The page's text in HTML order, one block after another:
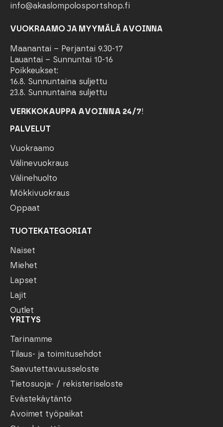
info@akaslompolosportshop.fi
VUOKRAAMO JA MYYMÄLÄ AVOINNA
Maanantai – Perjantai 9.30-17
Lauantai – Sunnuntai 10-16
Poikkeukset:
16.8. Sunnuntaina suljettu
23.8. Sunnuntaina suljettu
VERKKOKAUPPA AVOINNA 24/7!
PALVELUT
Vuokraamo
Välinevuokraus
Välinehuolto
Mökkivuokraus
Oppaat
TUOTEKATEGORIAT
Naiset
Miehet
Lapset
Lajit
Outlet
YRITYS
Tarinamme
Tilaus- ja toimitusehdot
Saavutettavuusseloste
Tietosuoja- / rekisteriseloste
Evästekäytäntö
Avoimet työpaikat